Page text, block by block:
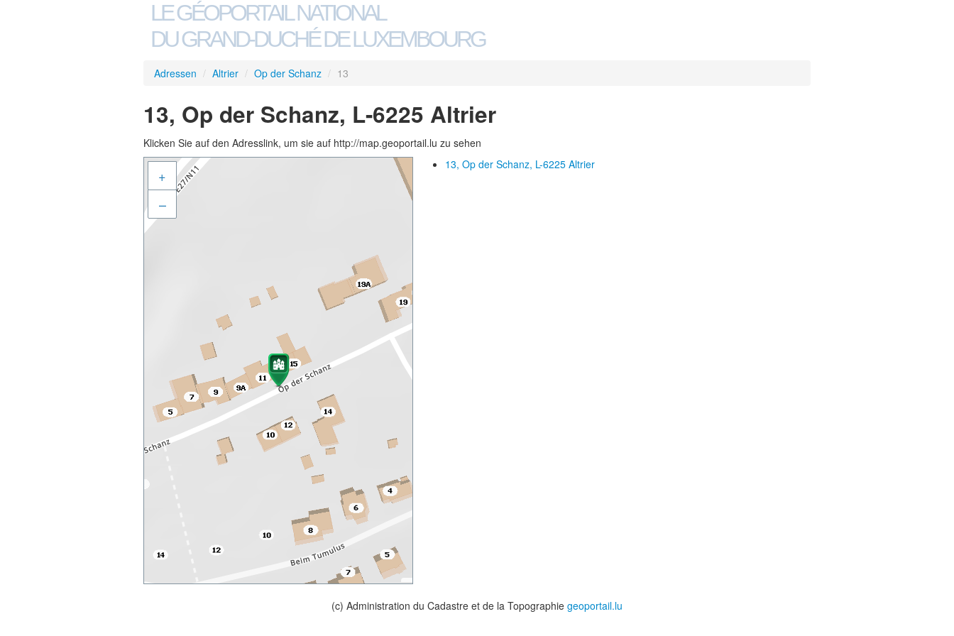
LE GÉOPORTAIL NATIONAL
DU GRAND-DUCHÉ DE LUXEMBOURG
Adressen / Altrier / Op der Schanz / 13
13, Op der Schanz, L-6225 Altrier
Klicken Sie auf den Adresslink, um sie auf http://map.geoportail.lu zu sehen
+
–
13, Op der Schanz, L-6225 Altrier
(c) Administration du Cadastre et de la Topographie geoportail.lu